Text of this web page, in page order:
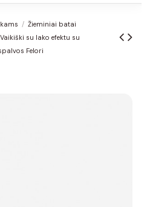
Žieminiai batai
su lako efektu su
Felori